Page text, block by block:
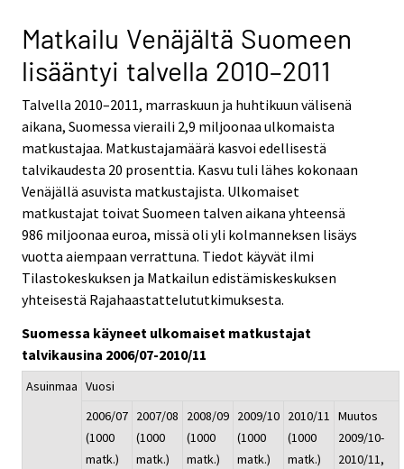
Matkailu Venäjältä Suomeen
lisääntyi talvella 2010–2011
Talvella 2010–2011, marraskuun ja huhtikuun välisenä
aikana, Suomessa vieraili 2,9 miljoonaa ulkomaista
matkustajaa. Matkustajamäärä kasvoi edellisestä
talvikaudesta 20 prosenttia. Kasvu tuli lähes kokonaan
Venäjällä asuvista matkustajista. Ulkomaiset
matkustajat toivat Suomeen talven aikana yhteensä
986 miljoonaa euroa, missä oli yli kolmanneksen lisäys
vuotta aiempaan verrattuna. Tiedot käyvät ilmi
Tilastokeskuksen ja Matkailun edistämiskeskuksen
yhteisestä Rajahaastattelututkimuksesta.
Suomessa käyneet ulkomaiset matkustajat
talvikausina 2006/07-2010/11
Asuinmaa Vuosi
2006/07
(1000
matk.)
2007/08
(1000
matk.)
2008/09
(1000
matk.)
2009/10
(1000
matk.)
2010/11
(1000
matk.)
Muutos
2009/10-
2010/11,